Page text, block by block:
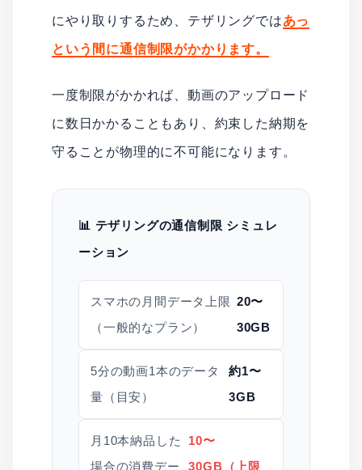
にやり取りするため、テザリングではあっ
という間に通信制限がかかります。
一度制限がかかれば、動画のアップロード
に数日かかることもあり、約束した納期を
守ることが物理的に不可能になります。
📊 テザリングの通信制限 シミュレ
ーション
スマホの月間データ上限
（一般的なプラン）
20〜
30GB
5分の動画1本のデータ
量（目安）
約1〜
3GB
月10本納品した
場合の消費デー
10〜
30GB（上限